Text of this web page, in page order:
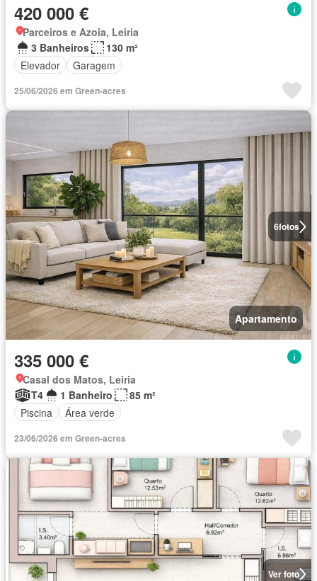
420 000 €
Parceiros e Azoia, Leiria
3 Banheiros
130 m²
Elevador
Garagem
25/06/2026 em Green-acres
6fotos
Apartamento
335 000 €
Casal dos Matos, Leiria
T4
1 Banheiro
85 m²
Piscina
Área verde
23/06/2026 em Green-acres
Ver foto